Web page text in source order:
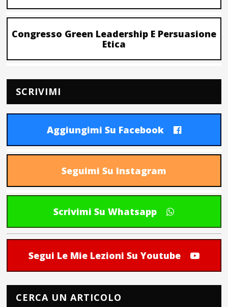
Congresso Green Leadership E Persuasione
Etica
SCRIVIMI
Aggiungimi Su Facebook
Seguimi Su Instagram
Scrivimi Su Whatsapp
Segui Le Mie Lezioni Su Youtube
CERCA UN ARTICOLO